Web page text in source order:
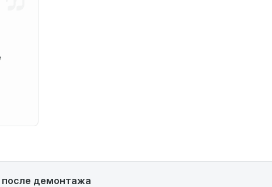
после демонтажа